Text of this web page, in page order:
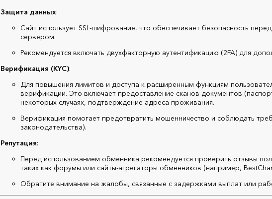
Защита данных:
Сайт использует SSL-шифрование, что обеспечивает безопасность
сервером.
Рекомендуется включать двухфакторную аутентификацию (2FA) для
Верификация (KYC):
Для повышения лимитов и доступа к расширенным функциям
верификации. Это включает предоставление сканов документов
некоторых случаях, подтверждение адреса проживания.
Верификация помогает предотвратить мошенничество и соблюдать
законодательства).
Репутация:
Перед использованием обменника рекомендуется проверить отзывы
таких как форумы или сайты-агрегаторы обменников (например,
Обратите внимание на жалобы, связанные с задержками выплат или